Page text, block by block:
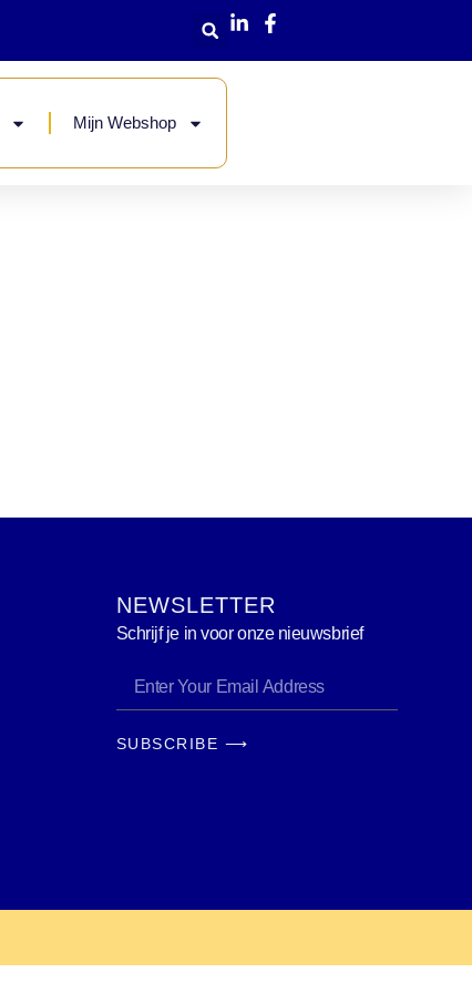
Mijn Webshop
NEWSLETTER
Schrijf je in voor onze nieuwsbrief
SUBSCRIBE ⟶